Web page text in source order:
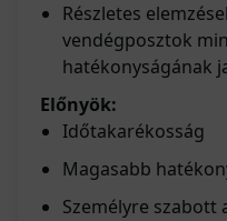
Részletes
vendégposztok
hatékonyságának
Előnyök:
Időtakarékosság
Magasabb
Személyre szabott